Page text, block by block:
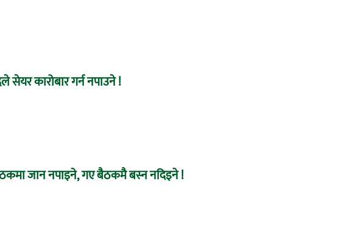
सेयर कारोबार गर्न नपाउने !
जान नपाइने, गए बैठकमै बस्न नदिइने !